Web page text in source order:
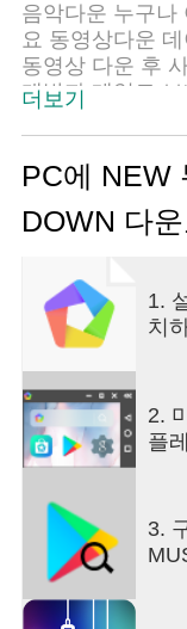
음악다운 누구나
요 동영상다운
동영상 다운 후
개발자 메일로
더보기
PC에 NEW
DOWN 다
1.
치
2.
플
3.